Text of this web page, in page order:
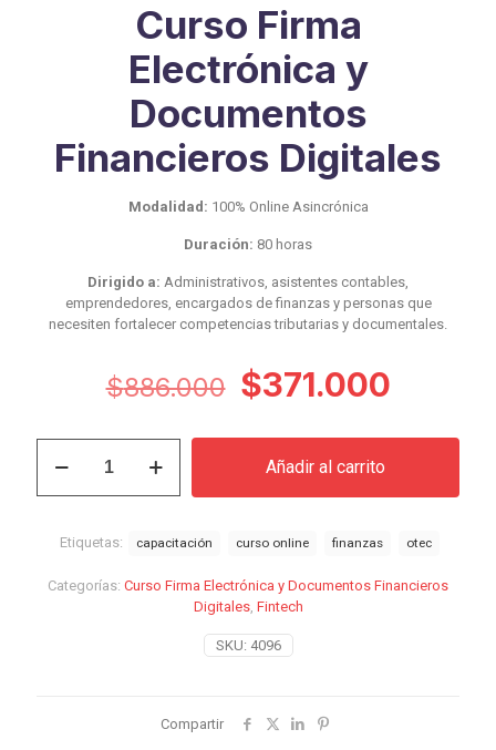
Curso Firma
Electrónica y
Documentos
Financieros Digitales
Modalidad: 100% Online Asincrónica
Duración: 80 horas
Dirigido a: Administrativos, asistentes contables,
emprendedores, encargados de finanzas y personas que
necesiten fortalecer competencias tributarias y documentales.
$886.000 El
original
era:
$371.000El
actual
Firma
Financieros
cantidad
Añadir al carrito
SKU: 4096
Categorías: Curso Firma Electrónica y Documentos Financieros
Digitales, Fintech
Etiquetas: capacitación curso online finanzas otec
Compartir